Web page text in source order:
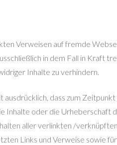
Verweisen auf fremde
in dem Fall in Kraft
Inhalte zu verhindern.
dass zum
Inhalte oder die
aller verlinkten /
Links und Verweise sowie